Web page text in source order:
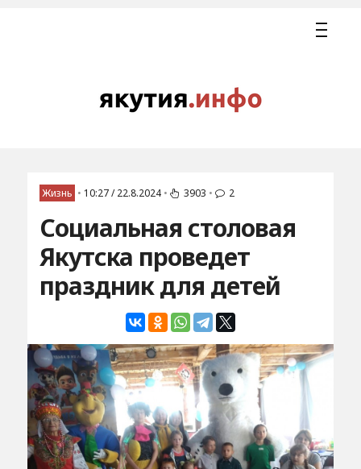
Жизнь • 10:27 / 22.8.2024 • 3903 • 2
Социальная столовая
Якутска проведет
праздник для детей